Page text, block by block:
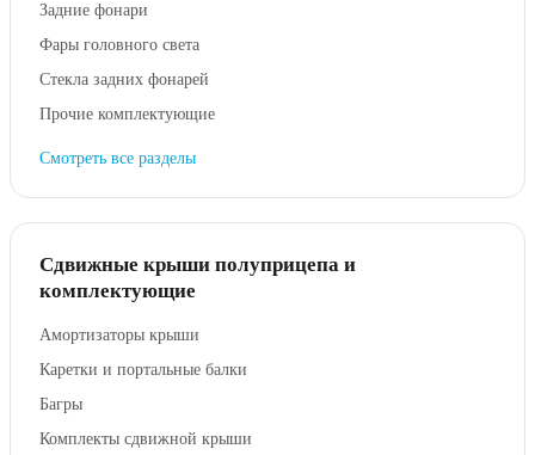
Задние фонари
Фары головного света
Стекла задних фонарей
Прочие комплектующие
Смотреть все разделы
Сдвижные крыши полуприцепа и
комплектующие
Амортизаторы крыши
Каретки и портальные балки
Багры
Комплекты сдвижной крыши